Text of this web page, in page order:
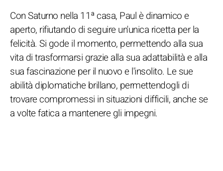
Con Saturno nella 11ª casa, Paul è dinamico e
aperto, rifiutando di seguire un'unica ricetta per la
felicità. Si gode il momento, permettendo alla sua
vita di trasformarsi grazie alla sua adattabilità e alla
sua fascinazione per il nuovo e l'insolito. Le sue
abilità diplomatiche brillano, permettendogli di
trovare compromessi in situazioni difficili, anche se
a volte fatica a mantenere gli impegni.